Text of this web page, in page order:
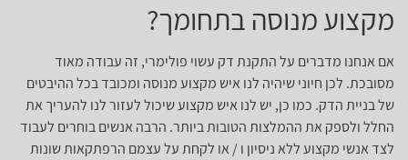
מקצוע מנוסה בתחומך?
אם אנחנו מדברים על התקנת דק עשוי פולימרי, זה עבודה מאוד
מסובכת. לכן חיוני שיהיה לנו איש מקצוע מנוסה ומכובד בכל ההיבטים
של בניית הדק. כמו כן, יש לנו איש מקצוע שיכול לעזור לנו להעריך את
החלל ולספק את ההמלצות הטובות ביותר. הרבה אנשים בוחרים לעבוד
לצד אנשי מקצוע ללא ניסיון ו / או לקחת על עצמם הרפתקאות שונות